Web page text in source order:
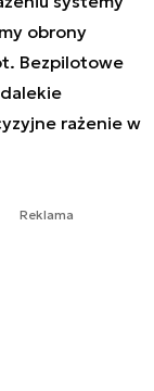
obrony
Bezpilotowe
rażenie w
Reklama